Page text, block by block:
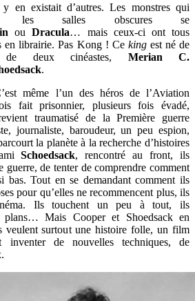
existait d’autres. Les monstres qui
les salles obscures se
ouDracula… mais ceux-ci ont tous
en librairie. Pas Kong ! Ce king est né de
de deux cinéastes, Merian C.
.
même l’un des héros de l’Aviation
fait prisonnier, plusieurs fois évadé,
traumatisé de la Première guerre
journaliste, baroudeur, un peu espion,
la planète à la recherche d’histoires
amiSchoedsack, rencontré au front, ils
guerre, de tenter de comprendre comment
bas. Tout en se demandant comment ils
pour qu’elles ne recommencent plus, ils
Ils touchent un peu à tout, ils
plans… Mais Cooper et Shoedsack en
veulent surtout une histoire folle, un film
de nouvelles techniques, de